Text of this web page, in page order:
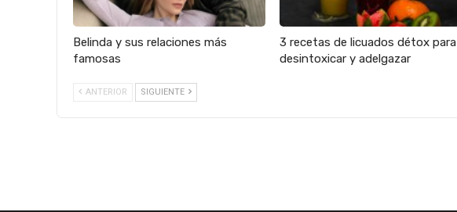
Belinda y sus relaciones más
famosas
3 recetas de licuados détox para
desintoxicar y adelgazar
ANTERIOR SIGUIENTE